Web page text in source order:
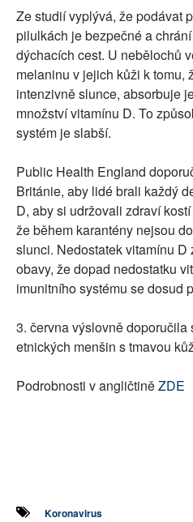
Ze studií vyplývá, že podávat
pilulkách je bezpečné a
dýchacích cest. U nebělochů
melaninu v jejich kůži k tomu,
intenzivně slunce, absorbuje
množství vitamínu D. To
systém je slabší.
Public Health England
Británie, aby lidé brali každý
D, aby si udržovali zdraví
že během karantény nejsou
slunci. Nedostatek vitamínu
obavy, že dopad nedostatku
imunitního systému se dosud
3. června výslovně
etnických menšin s tmavou
Podrobnosti v angličtiněZDE
Koronavirus